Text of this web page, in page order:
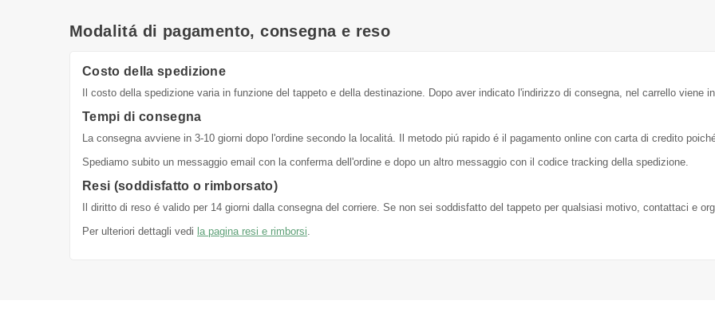
Modalitá di pagamento, consegna e reso
Costo della spedizione
Il costo della spedizione varia in funzione del tappeto e della destinazione. Dopo aver indicato l'indirizzo di consegna, nel carrello viene
Tempi di consegna
La consegna avviene in 3-10 giorni dopo l'ordine secondo la localitá. Il metodo piú rapido é il pagamento online con carta di credito
Spediamo subito un messaggio email con la conferma dell'ordine e dopo un altro messaggio con il codice tracking della spedizione.
Resi (soddisfatto o rimborsato)
Il diritto di reso é valido per 14 giorni dalla consegna del corriere. Se non sei soddisfatto del tappeto per qualsiasi motivo, contattaci e
Per ulteriori dettagli vedi la pagina resi e rimborsi